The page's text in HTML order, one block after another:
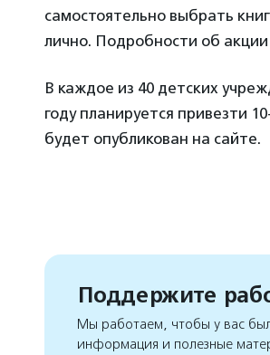
самостоятельно выбрать
лично. Подробности об
В каждое из 40 детских
году планируется привезти
будет опубликован на сайте.
Поддержите
Мы работаем, чтобы у вас
информация и полезные